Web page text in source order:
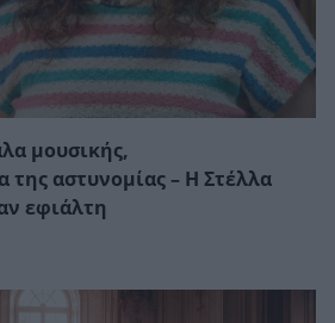
μουσικής,
της αστυνομίας – Η Στέλλα
εφιάλτη